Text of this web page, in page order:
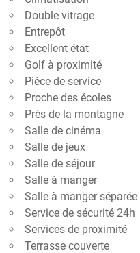
Double vitrage
Entrepôt
Excellent état
Golf à proximité
Pièce de service
Proche des écoles
Près de la montagne
Salle de cinéma
Salle de jeux
Salle de séjour
Salle à manger
Salle à manger séparée
Service de sécurité 24h
Services de proximité
Terrasse couverte